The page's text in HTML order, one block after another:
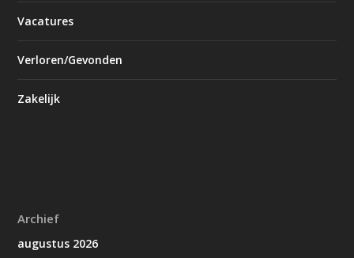
Vacatures
Verloren/Gevonden
Zakelijk
Archief
augustus 2026